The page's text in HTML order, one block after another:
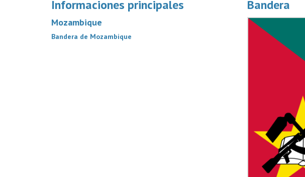
Informaciones principales
Mozambique
Bandera de Mozambique
Bandera